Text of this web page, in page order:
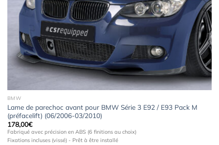
à la
wishlist
BMW
Lame de parechoc avant pour BMW Série 3 E92 / E93 Pack M
(préfacelift) (06/2006-03/2010)
178,00€
Fabriqué avec précision en ABS (6 finitions au choix)
Fixations incluses (vissé) - Prêt à être installé